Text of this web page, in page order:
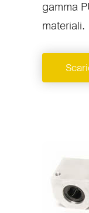
gamma
materiali.